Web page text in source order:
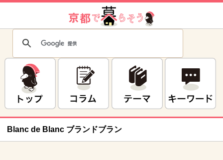
Blanc de Blanc ブランドブラン